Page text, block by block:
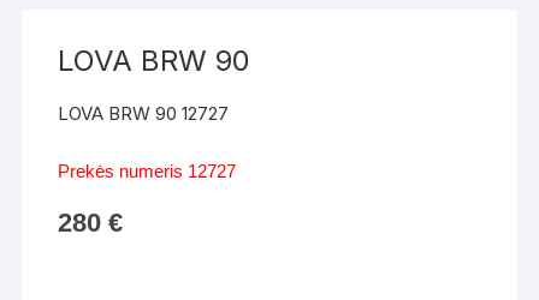
LOVA BRW 90
LOVA BRW 90 12727
Prekės numeris 12727
280€